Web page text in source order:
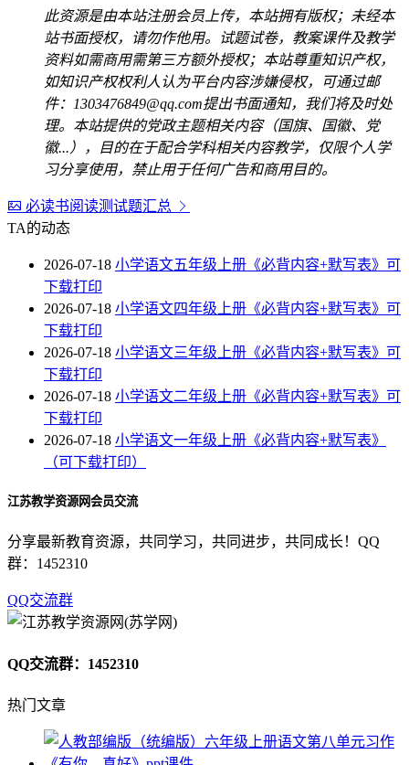
此资源是由本站注册会员上传，本站拥有版权；未经本
站书面授权，请勿作他用。试题试卷，教案课件及教学
资料如需商用需第三方额外授权；本站尊重知识产权，
如知识产权权利人认为平台内容涉嫌侵权，可通过邮
件：1303476849@qq.com提出书面通知，我们将及时处
理。本站提供的党政主题相关内容（国旗、国徽、党
徽...），目的在于配合学科相关内容教学，仅限个人学
习分享使用，禁止用于任何广告和商用目的。
必读书阅读测试题汇总
TA的动态
2026-07-18 小学语文五年级上册《必背内容+默写表》可
下载打印
2026-07-18 小学语文四年级上册《必背内容+默写表》可
下载打印
2026-07-18 小学语文三年级上册《必背内容+默写表》可
下载打印
2026-07-18 小学语文二年级上册《必背内容+默写表》可
下载打印
2026-07-18 小学语文一年级上册《必背内容+默写表》
（可下载打印）
江苏教学资源网会员交流
分享最新教育资源，共同学习，共同进步，共同成长！QQ
群：1452310
QQ交流群
QQ交流群：1452310
热门文章